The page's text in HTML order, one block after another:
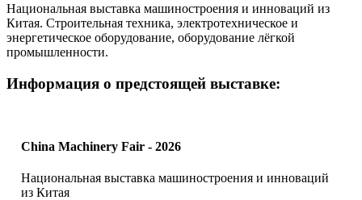
Национальная выставка машиностроения и инноваций из
Китая. Строительная техника, электротехническое и
энергетическое оборудование, оборудование лёгкой
промышленности.
Информация о предстоящей выставке:
China Machinery Fair - 2026
Национальная выставка машиностроения и инноваций
из Китая